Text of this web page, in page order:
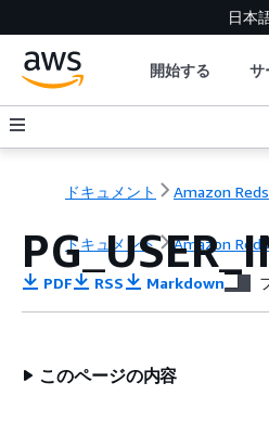
日本
開始する サ
ドキュメント Amazon
ドキュメント Amazon
PDF RSS Markdown
このページの内容